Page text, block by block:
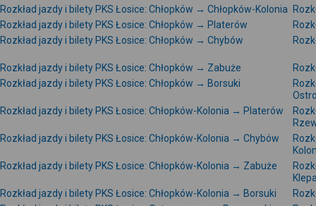
Rozkład jazdy i bilety PKS Łosice: Chłopków → Chłopków-Kolonia
Rozkład jazdy i bilety PKS Łosice: Chłopków → Platerów
Rozkład jazdy i bilety PKS Łosice: Chłopków → Chybów
Rozkład jazdy i bilety PKS Łosice: Chłopków → Zabuże
Rozkład jazdy i bilety PKS Łosice: Chłopków → Borsuki
Rozkład jazdy i bilety PKS Łosice: Chłopków-Kolonia → Platerów
Rozkład jazdy i bilety PKS Łosice: Chłopków-Kolonia → Chybów
Rozkład jazdy i bilety PKS Łosice: Chłopków-Kolonia → Zabuże
Rozkład jazdy i bilety PKS Łosice: Chłopków-Kolonia → Borsuki